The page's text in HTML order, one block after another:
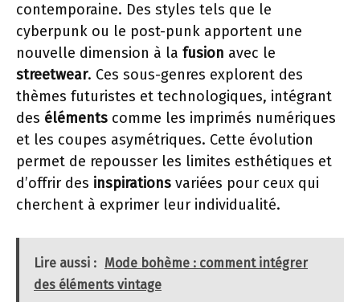
contemporaine. Des styles tels que le
cyberpunk ou le post-punk apportent une
nouvelle dimension à la fusion avec le
streetwear. Ces sous-genres explorent des
thèmes futuristes et technologiques, intégrant
des éléments comme les imprimés numériques
et les coupes asymétriques. Cette évolution
permet de repousser les limites esthétiques et
d’offrir des inspirations variées pour ceux qui
cherchent à exprimer leur individualité.
Lire aussi : Mode bohème : comment intégrer
des éléments vintage